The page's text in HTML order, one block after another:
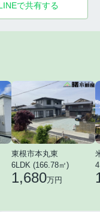
で共有する
東根市本丸東
6LDK (166.78㎡)
1,680万円